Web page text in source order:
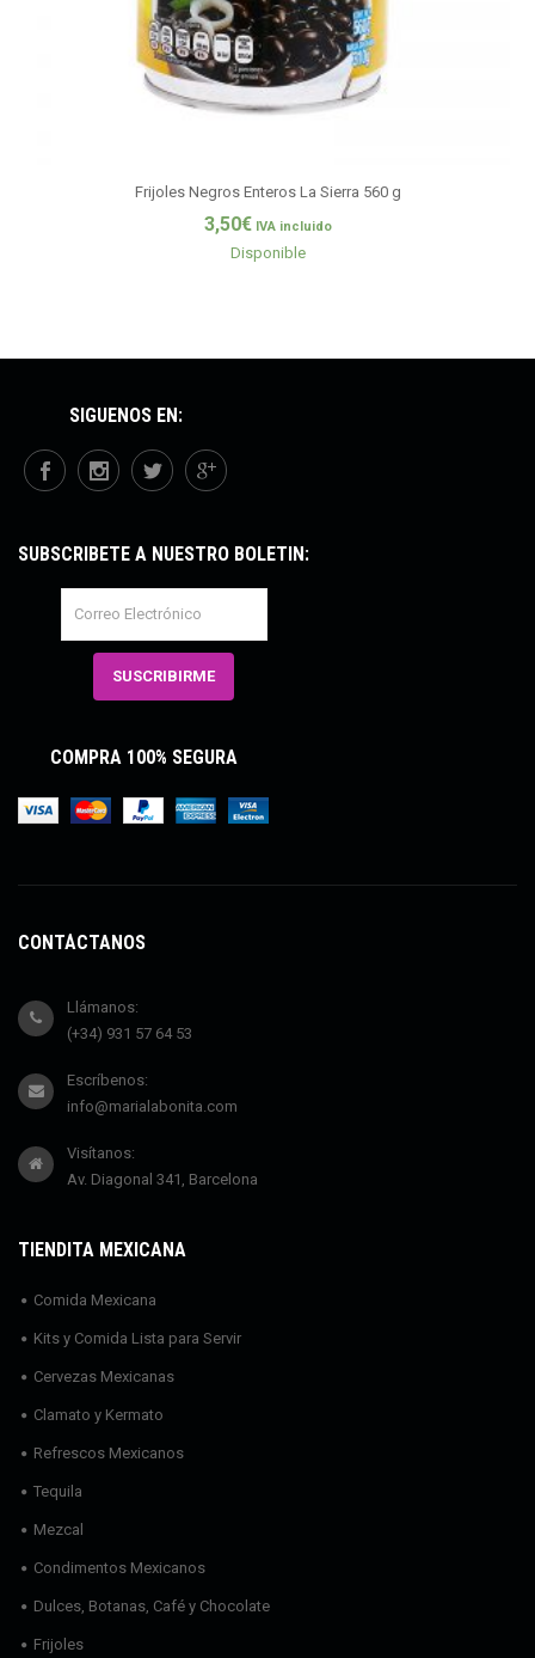
Frijoles Negros Enteros La Sierra 560 g
3,50€ IVA incluido
Disponible
SÍGUENOS EN:
SUBSCRÍBETE A NUESTRO BOLETÍN:
COMPRA 100% SEGURA
CONTÁCTANOS
Llámanos:
(+34) 931 57 64 53
Escríbenos:
info@marialabonita.com
Visítanos:
Av. Diagonal 341, Barcelona
TIENDITA MEXICANA
Comida Mexicana
Kits y Comida Lista para Servir
Cervezas Mexicanas
Clamato y Kermato
Refrescos Mexicanos
Tequila
Mezcal
Condimentos Mexicanos
Dulces, Botanas, Café y Chocolate
Frijoles